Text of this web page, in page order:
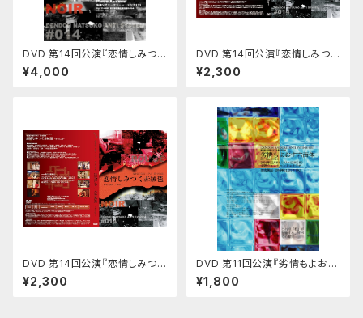
DVD 第14回公演『恋情しみつく
赤絨毯』（ルージュ／ノワール セ
ット）
¥4,000
DVD 第14回公演『恋情しみつく
赤絨毯』（ノワール版）
¥2,300
DVD 第14回公演『恋情しみつく
赤絨毯』（ルージュ）
¥2,300
DVD 第11回公演『劣情もよおす
六面体』
¥1,800